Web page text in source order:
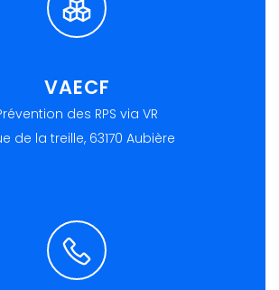
VAECF
des RPS via VR
de la treille, 63170 Aubière